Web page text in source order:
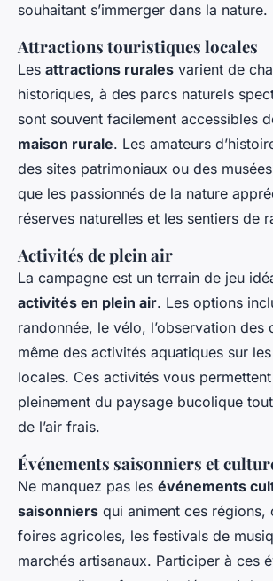
souhaitant s’immerger dans la nature.
Attractions touristiques locales
Les attractions rurales varient de
historiques, à des parcs naturels
sont souvent facilement accessibles
maison rurale. Les amateurs
des sites patrimoniaux ou des
que les passionnés de la nature
réserves naturelles et les sentiers de
Activités de plein air
La campagne est un terrain de jeu
activités en plein air. Les options
randonnée, le vélo, l’observation des
même des activités aquatiques sur
locales. Ces activités vous
pleinement du paysage bucolique
de l’air frais.
Événements saisonniers et
Ne manquez pas les événements
saisonniers qui animent ces régions,
foires agricoles, les festivals de
marchés artisanaux. Participer à ces